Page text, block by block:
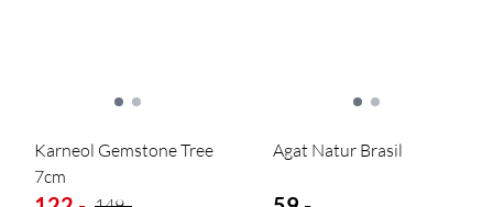
Karneol Gemstone Tree
7cm
Agat Natur Brasil